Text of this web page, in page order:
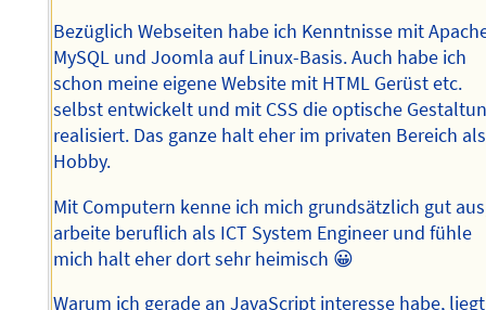
Bezüglich Webseiten habe ich Kenntnisse mit
MySQL und Joomla auf Linux-Basis. Auch habe ich
schon meine eigene Website mit HTML Gerüst etc.
selbst entwickelt und mit CSS die optische
realisiert. Das ganze halt eher im privaten Bereich als
Hobby.
Mit Computern kenne ich mich grundsätzlich gut
arbeite beruflich als ICT System Engineer und fühle
mich halt eher dort sehr heimisch 😀
Warum ich gerade an JavaScript interesse habe, liegt